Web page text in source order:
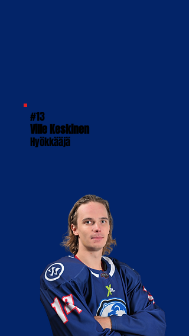
#13
Ville Keskinen
Hyökkääjä